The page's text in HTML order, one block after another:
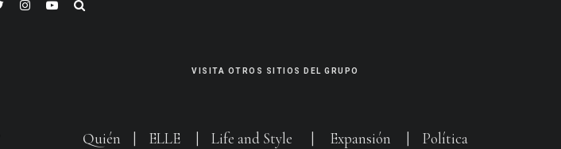
VISITA OTROS SITIOS DEL GRUPO
Quién ELLE Life and Style Expansión
Política